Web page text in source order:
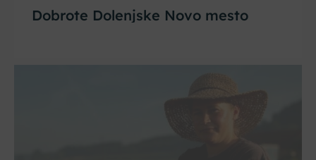
Dobrote Dolenjske Novo mesto